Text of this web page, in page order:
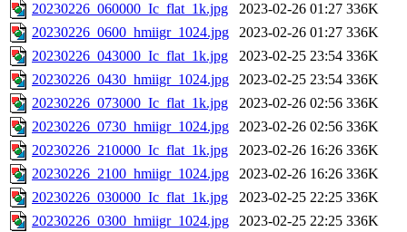
20230226_060000_Ic_flat_1k.jpg
2023-02-26 01:27 336K
20230226_0600_hmiigr_1024.jpg
2023-02-26 01:27 336K
20230226_043000_Ic_flat_1k.jpg
2023-02-25 23:54 336K
20230226_0430_hmiigr_1024.jpg
2023-02-25 23:54 336K
20230226_073000_Ic_flat_1k.jpg
2023-02-26 02:56 336K
20230226_0730_hmiigr_1024.jpg
2023-02-26 02:56 336K
20230226_210000_Ic_flat_1k.jpg
2023-02-26 16:26 336K
20230226_2100_hmiigr_1024.jpg
2023-02-26 16:26 336K
20230226_030000_Ic_flat_1k.jpg
2023-02-25 22:25 336K
20230226_0300_hmiigr_1024.jpg
2023-02-25 22:25 336K